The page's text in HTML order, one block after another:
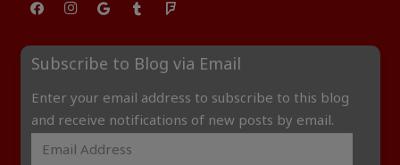
Subscribe to Blog via Email
Enter your email address to subscribe to this blog
and receive notifications of new posts by email.